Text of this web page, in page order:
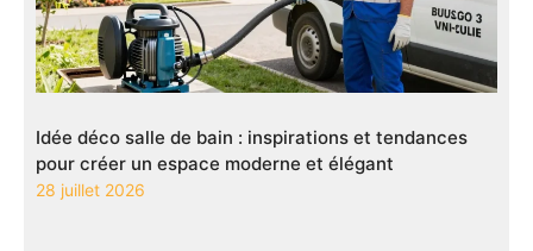
Idée déco salle de bain : inspirations et tendances
pour créer un espace moderne et élégant
28 juillet 2026